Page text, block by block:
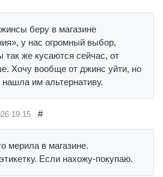
беру в магазине
у нас огромный выбор,
так же кусаются сейчас, от
Хочу вообще от джинс уйти, но
им альтернативу.
19:15 #
мерила в магазине.
Если нахожу-покупаю.